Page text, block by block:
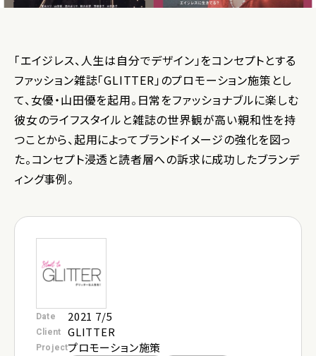
お問い合わせ
「エイジレス、人生は自分でデザイン」をコンセプトとする
ファッション雑誌「GLITTER」のプロモーション施策とし
て、女優・山田優を起用。日常をファッショナブルに楽しむ
彼女のライフスタイルと雑誌の世界観が高い親和性を持
つことから、起用によってブランドイメージの強化を図っ
た。コンセプト浸透と読者層への訴求に成功したブランデ
ィング事例。
Date 2021 7/5
Client GLITTER
Projectプロモーション施策